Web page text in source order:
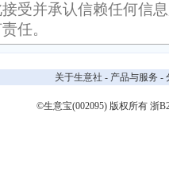
受并承认信赖任何信
任。
关于生意社 - 产品与服务 -
©生意宝(002095) 版权所有 浙